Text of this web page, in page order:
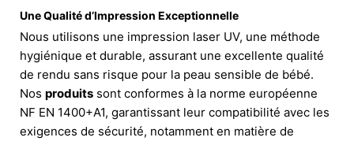
Une Qualité d’Impression Exceptionnelle
Nous utilisons une impression laser UV, une méthode
hygiénique et durable, assurant une excellente qualité
de rendu sans risque pour la peau sensible de bébé.
Nos produits sont conformes à la norme européenne
NF EN 1400+A1, garantissant leur compatibilité avec les
exigences de sécurité, notamment en matière de